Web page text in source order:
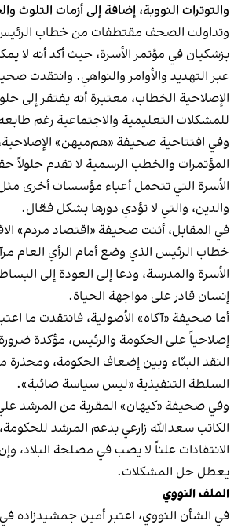
والتوترات النووية، إضافة إلى أزمات التلوث
وتداولت الصحف مقتطفات من خطاب
بزشكيان في مؤتمر الأسرة، حيث أكد أنه لا
عبر التهديد والأوامر والنواهي. وانتقدت
الإصلاحية الخطاب، معتبرة أنه يفتقر إلى
للمشكلات التعليمية والاجتماعية رغم
وفي افتتاحية صحيفة «هم‌ميهن»
المؤتمرات والخطب الرسمية لا تقدم حلولاً
الأسرة التي تتحمل أعباء مؤسسات أخرى مثل
والدين، والتي لا تؤدي دورها بشكل فعّال.
في المقابل، أثنت صحيفة «اقتصاد مردم»
خطاب الرئيس الذي وضع أمام الرأي العام
الأسرة والمدرسة، ودعا إلى العودة إلى
إنسان قادر على مواجهة الحياة.
أما صحيفة «آكاه» الأصولية، فانتقدت ما
إصلاحياً على الحكومة والرئيس، مؤكدة
النقد البنّاء وبين إضعاف الحكومة، ومحذرة
السلطة التنفيذية «ليس سياسة صائبة».
وفي صحيفة «كيهان» المقربة من المرشد
الكاتب سعدالله زارعي بدعم المرشد
الانتقادات علناً لا يصب في مصلحة البلاد،
يعطل حل المشكلات.
الملف النووي
في الشأن النووي، اعتبر أمين جمشيدزاده